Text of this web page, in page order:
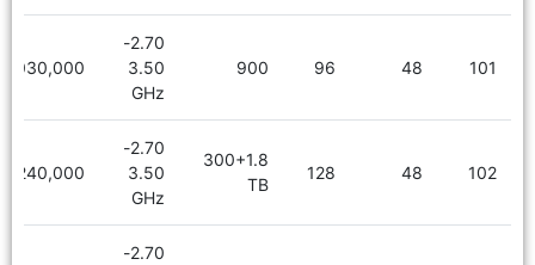
101
48
96
900
2.70-
3.50
GHz
6,030,000
102
48
128
300+1.8
TB
2.70-
3.50
GHz
7,240,000
2.70-